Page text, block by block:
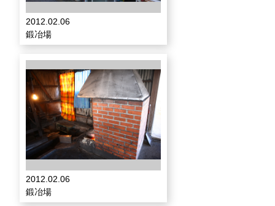
2012.02.06
鍛冶場
2012.02.06
鍛冶場